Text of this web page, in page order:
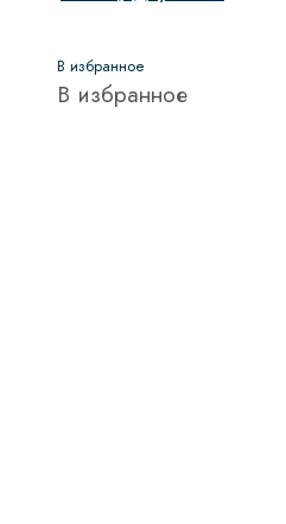
В избранное
В избранное